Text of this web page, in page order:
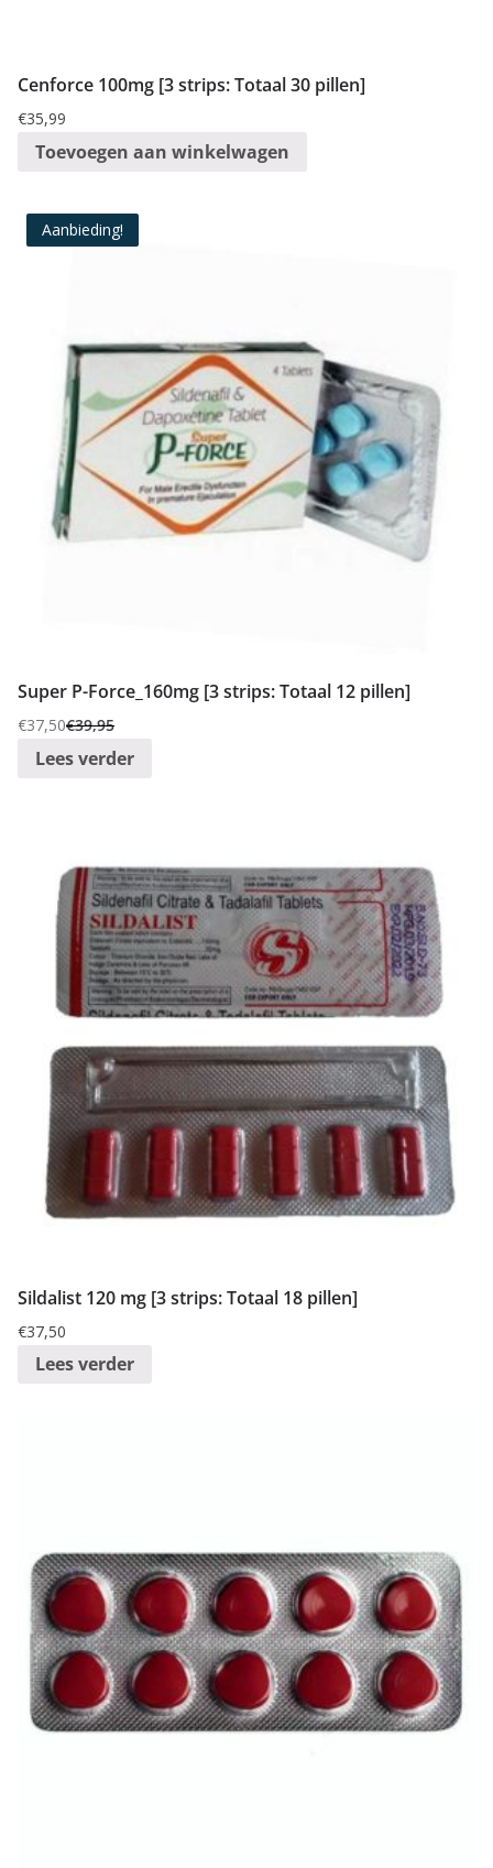
Cenforce 100mg [3 strips: Totaal 30 pillen]
€35,99
Toevoegen aan winkelwagen
Aanbieding!
Super P-Force_160mg [3 strips: Totaal 12 pillen]
€39,95
Oorspronkelijke
prijs
€37,50
Huidige
prijsLees verder
Sildalist 120 mg [3 strips: Totaal 18 pillen]
€37,50
Lees verder